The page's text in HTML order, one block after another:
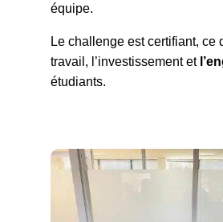
équipe.
Le challenge est certifiant, ce
travail, l’investissement et
étudiants.